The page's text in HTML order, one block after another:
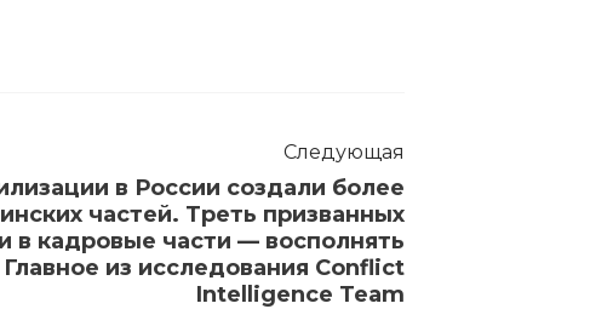
Следующая
в России создали более
частей. Треть призванных
в кадровые части — восполнять
из исследования Conflict
Intelligence Team